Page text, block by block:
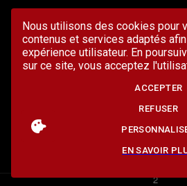
Nous utilisons des cookies pour
contenus et services adaptés
expérience utilisateur. En
sur ce site, vous acceptez
ACCEPTER
REFUSER
EN SAVOIR